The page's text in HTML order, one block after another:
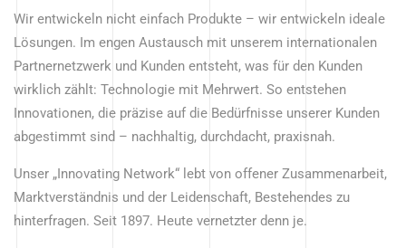
Wir entwickeln nicht einfach Produkte – wir entwickeln ideale
Lösungen. Im engen Austausch mit unserem internationalen
Partnernetzwerk und Kunden entsteht, was für den Kunden
wirklich zählt: Technologie mit Mehrwert. So entstehen
Innovationen, die präzise auf die Bedürfnisse unserer Kunden
abgestimmt sind – nachhaltig, durchdacht, praxisnah.
Unser „Innovating Network“ lebt von offener Zusammenarbeit,
Marktverständnis und der Leidenschaft, Bestehendes zu
hinterfragen. Seit 1897. Heute vernetzter denn je.